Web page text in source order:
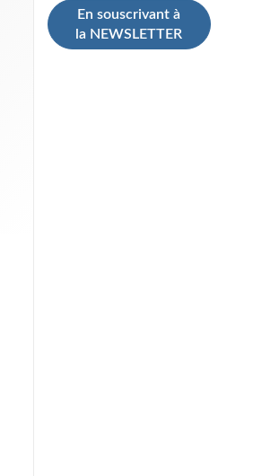
En souscrivant à
la NEWSLETTER